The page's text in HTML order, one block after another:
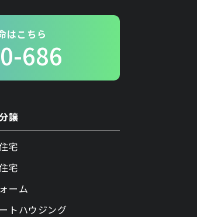
はこちら
686
譲
宅
宅
ーム
トハウジング